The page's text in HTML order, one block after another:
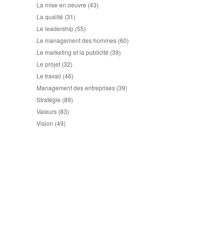
La mise en oeuvre (43)
La qualité (31)
Le leadership (55)
Le management des hommes (60)
Le marketing et la publicité (39)
Le projet (32)
Le travail (46)
Management des entreprises (39)
Stratégie (89)
Valeurs (83)
Vision (49)